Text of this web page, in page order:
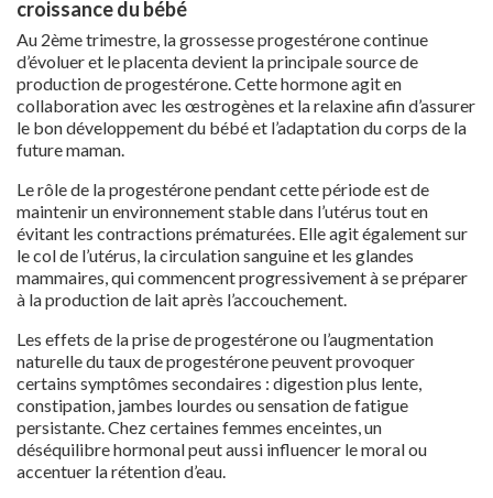
croissance du bébé
Au 2ème trimestre, la grossesse progestérone continue
d’évoluer et le placenta devient la principale source de
production de progestérone. Cette hormone agit en
collaboration avec les œstrogènes et la relaxine afin d’assurer
le bon développement du bébé et l’adaptation du corps de la
future maman.
Le rôle de la progestérone pendant cette période est de
maintenir un environnement stable dans l’utérus tout en
évitant les contractions prématurées. Elle agit également sur
le col de l’utérus, la circulation sanguine et les glandes
mammaires, qui commencent progressivement à se préparer
à la production de lait après l’accouchement.
Les effets de la prise de progestérone ou l’augmentation
naturelle du taux de progestérone peuvent provoquer
certains symptômes secondaires : digestion plus lente,
constipation, jambes lourdes ou sensation de fatigue
persistante. Chez certaines femmes enceintes, un
déséquilibre hormonal peut aussi influencer le moral ou
accentuer la rétention d’eau.